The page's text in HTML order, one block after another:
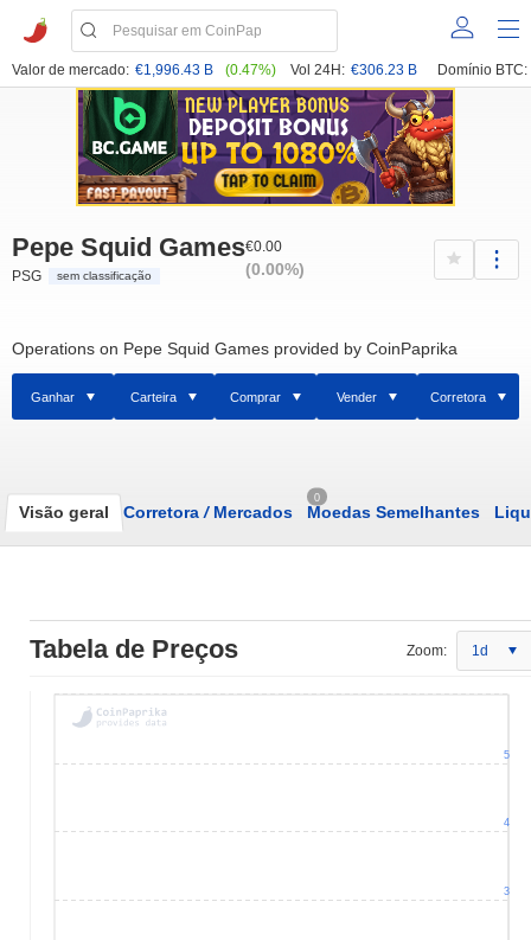
Valor de mercado: €1,996.43 B (0.47%) Vol 24H: €306.23 B Domínio BTC:
Pepe Squid Games
PSG sem classificação
€0.00
(0.00%)
Operations on Pepe Squid Games provided by CoinPaprika
Ganhar Carteira Comprar Vender Corretora
Visão geral Corretora /Mercados
0
Moedas Semelhantes
Tabela de Preços Zoom: 1d
3
4
5